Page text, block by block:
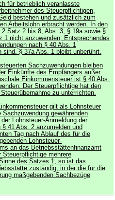
für betrieblich veranlasste
des Steuerpflichtigen,
bestehen und zusätzlich zum
Arbeitslohn erbracht werden. In den
2 Satz 2 bis 8, Abs. 3, § 19a sowie §
1 nicht anzuwenden; Entsprechendes
nach § 40 Abs. 1
sind. § 37a Abs. 1 bleibt unberührt.
Sachzuwendungen bleiben
Einkünfte des Empfängers außer
Einkommensteuer ist § 40 Abs.
Der Steuerpflichtige hat den
zu unterrichten.
gilt als Lohnsteuer
gewährenden
Lohnsteuer-Anmeldung der
41 Abs. 2 anzumelden und
Tag nach Ablauf des für die
Lohnsteuer-
an das Betriebsstättenfinanzamt
Steuerpflichtige mehrere
des Satzes 1, so ist das
zuständig, in der die für die
maßgebenden Sachbezüge